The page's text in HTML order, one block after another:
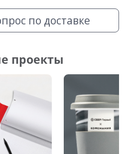
по доставке
проекты